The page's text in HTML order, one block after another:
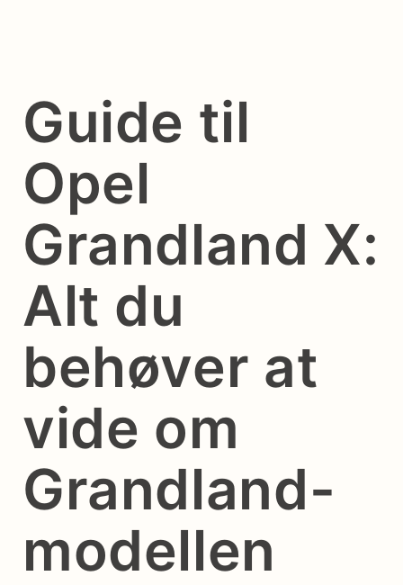
Guide til
Opel
Grandland X:
Alt du
behøver at
vide om
Grandland-
modellen